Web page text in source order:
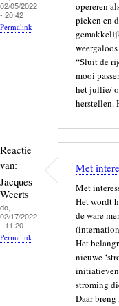
02/05/2022
- 20:42
Permalink
opereren
pieken en
“Sluit de
mooi
het jullie/
herstellen.
Reactie
van:
Jacques
Weerts
do,
02/17/2022
- 11:20
Permalink
Met
Met
Het wordt
de ware
Het
nieuwe
initiatieven
stroming
Daar